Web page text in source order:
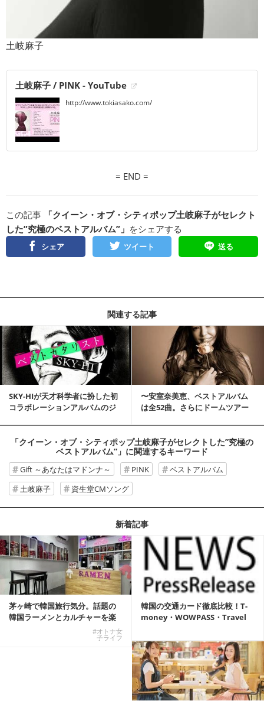
土岐麻子
土岐麻子 / PINK - YouTube
http://www.tokiasako.com/
= END =
この記事
「クイーン・オブ・シティポップ土岐麻子がセレクト
した”究極のベストアルバム”」 をシェアする
シェア ツイート 送る
関連する記事
SKY-HIが天才科学者に扮した初
コラボレーションアルバムのジ
〜安室奈美恵、ベストアルバム
は全52曲。さらにドームツアー
「クイーン・オブ・シティポップ土岐麻子がセレクトした”究極の
ベストアルバム”」 に関連するキーワード
Gift ～あなたはマドンナ～ PINK
ベストアルバム
土岐麻子
資生堂CMソング
新着記事
茅ヶ崎で韓国旅行気分。話題の
韓国ラーメンとカルチャーを楽
#オトナ女
子ライフ
韓国の交通カード徹底比較！T-
money・WOWPASS・Travel